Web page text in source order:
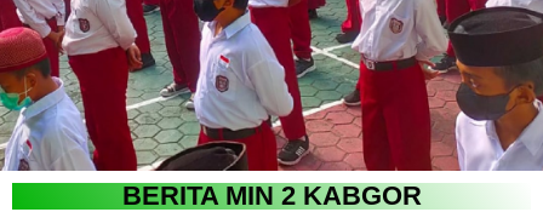
BERITA MIN 2 KABGOR